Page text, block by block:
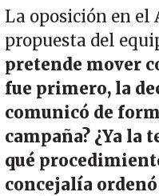
La oposición en
propuesta del
pretende mover
fue primero, la
comunicó de
campaña? ¿Ya la
qué
concejalía ordenó